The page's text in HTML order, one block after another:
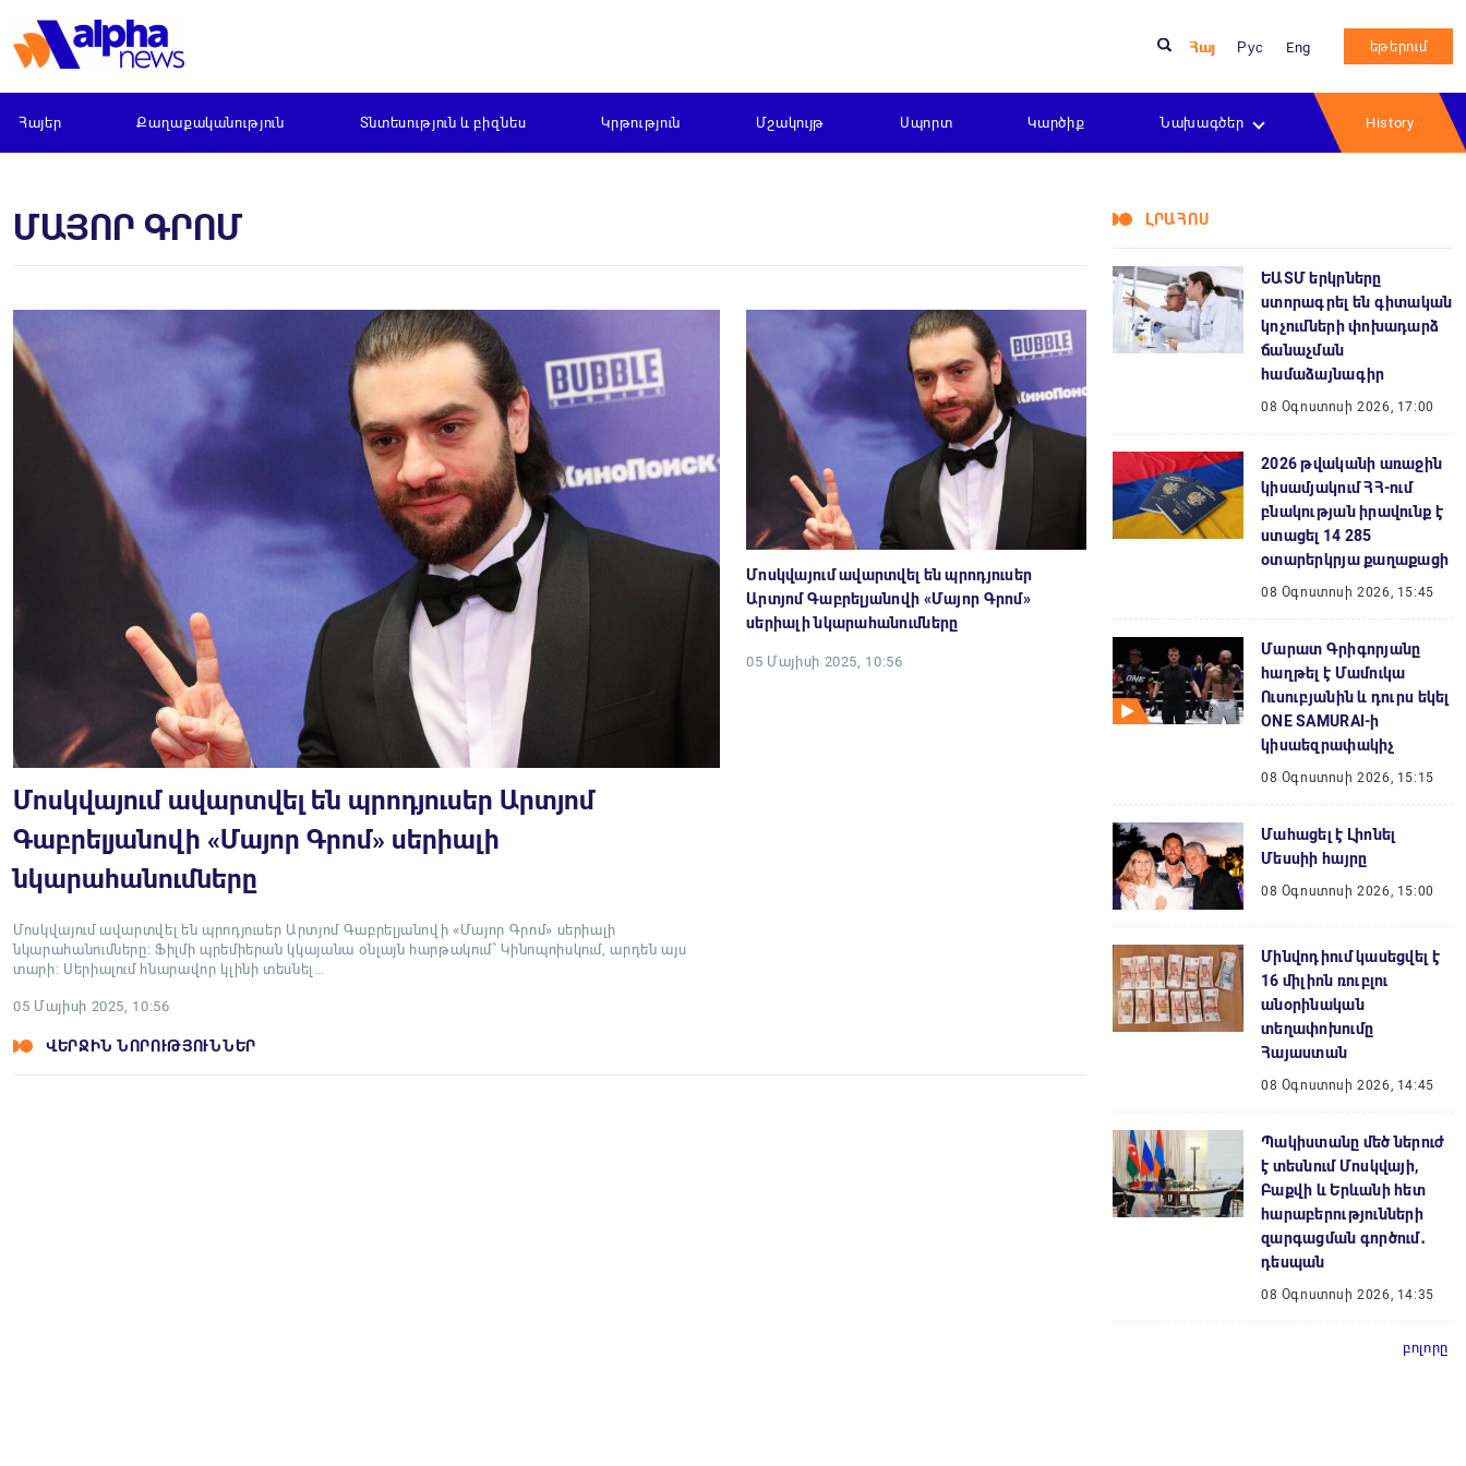
Հայ Рус Eng եթերում
Հայեր Քաղաքականություն Տնտեսություն և բիզնես Կրթություն Մշակույթ Սպորտ Կարծիք Նախագծեր History
ՄԱՅՈՐ ԳՐՈՄ
Մոսկվայում ավարտվել են պրոդյուսեր Արտյոմ
Գաբրելյանովի «Մայոր Գրոմ» սերիալի
նկարահանումները
Մոսկվայում ավարտվել են պրոդյուսեր Արտյոմ Գաբրելյանովի «Մայոր Գրոմ» սերիալի
նկարահանումները։ Ֆիլմի պրեմիերան կկայանա օնլայն հարթակում՝ Կինոպոիսկում, արդեն այս
տարի։ Սերիալում հնարավոր կլինի տեսնել…
05 Մայիսի 2025, 10:56
Մոսկվայում ավարտվել են պրոդյուսեր
Արտյոմ Գաբրելյանովի «Մայոր Գրոմ»
սերիալի նկարահանումները
05 Մայիսի 2025, 10:56
ՎԵՐՋԻՆ ՆՈՐՈՒԹՅՈՒՆՆԵՐ
ԼՐԱՀՈՍ
ԵԱՏՄ երկրները
ստորագրել են գիտական
կոչումների փոխադարձ
ճանաչման
համաձայնագիր
08 Օգոստոսի 2026, 17:00
2026 թվականի առաջին
կիսամյակում ՀՀ-ում
բնակության իրավունք է
ստացել 14 285
օտարերկրյա քաղաքացի
08 Օգոստոսի 2026, 15:45
Մարատ Գրիգորյանը
հաղթել է Մամուկա
Ուսուբյանին և դուրս եկել
ONE SAMURAI-ի
կիսաեզրափակիչ
08 Օգոստոսի 2026, 15:15
Մահացել է Լիոնել
Մեսսիի հայրը
08 Օգոստոսի 2026, 15:00
Մինվոդիում կասեցվել է
16 միլիոն ռուբլու
անօրինական
տեղափոխումը
Հայաստան
08 Օգոստոսի 2026, 14:45
Պակիստանը մեծ ներուժ
է տեսնում Մոսկվայի,
Բաքվի և Երևանի հետ
հարաբերությունների
զարգացման գործում․
դեսպան
08 Օգոստոսի 2026, 14:35
բոլորը